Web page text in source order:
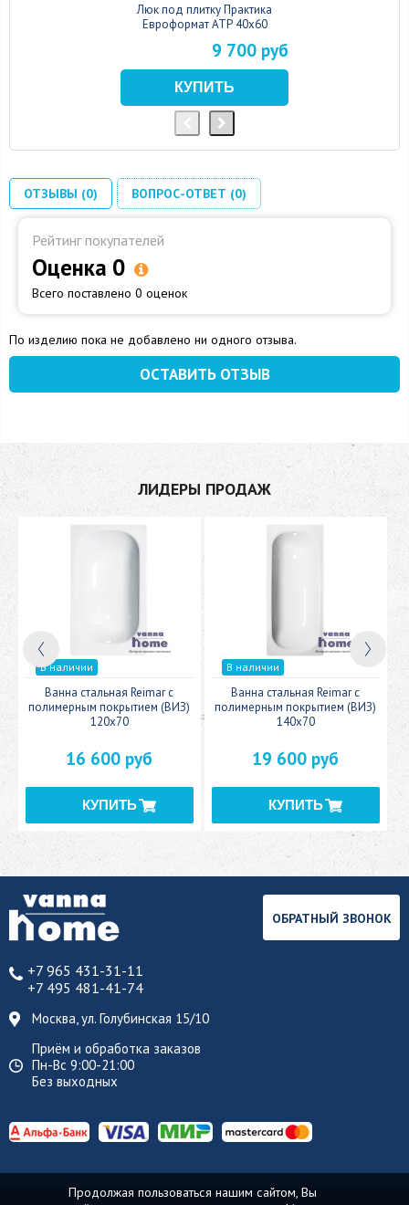
Люк под плитку Практика
Евроформат АТР 40x60
9 700 руб
ОТЗЫВЫ (0) ВОПРОС-ОТВЕТ (0)
Рейтинг покупателей
Оценка 0
Всего поставлено 0 оценок
По изделию пока не добавлено ни одного отзыва.
ОСТАВИТЬ ОТЗЫВ
ЛИДЕРЫ ПРОДАЖ
В наличии
Ванна стальная Reimar с
полимерным покрытием (ВИЗ)
120x70
16 600 руб
В наличии
Ванна стальная Reimar с
полимерным покрытием (ВИЗ)
140x70
19 600 руб
+7 965 431-31-11
+7 495 481-41-74
Москва, ул. Голубинская 15/10
Приём и обработка заказов
Пн-Вс 9:00-21:00
Без выходных
ОБРАТНЫЙ ЗВОНОК
Продолжая пользоваться нашим сайтом, Вы